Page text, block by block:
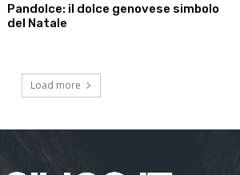
Pandolce: il dolce genovese simbolo
del Natale
Load more